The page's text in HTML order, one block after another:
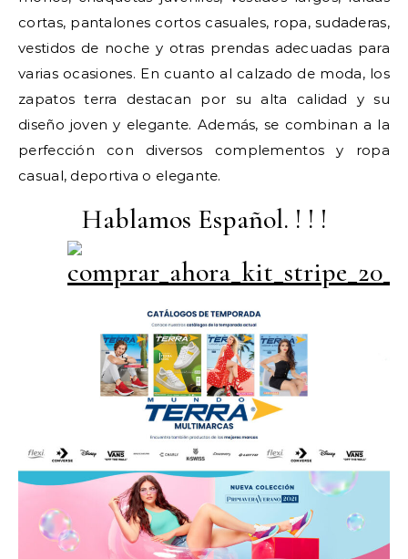
cortas, pantalones cortos casuales, ropa, sudaderas,
vestidos de noche y otras prendas adecuadas para
varias ocasiones. En cuanto al calzado de moda, los
zapatos terra destacan por su alta calidad y su
diseño joven y elegante. Además, se combinan a la
perfección con diversos complementos y ropa
casual, deportiva o elegante.
Hablamos Español. ! ! !